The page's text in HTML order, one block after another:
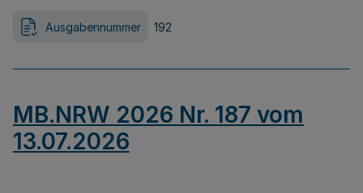
Ausgabennummer 192
MB.NRW 2026 Nr. 187 vom
13.07.2026